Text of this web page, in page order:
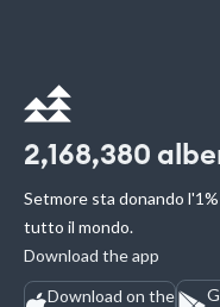
2,168,380
Setmore sta donando
tutto il mondo.
Download the app
Download on the